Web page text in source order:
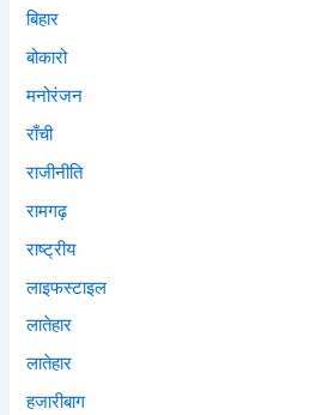
बिहार
बोकारो
मनोरंजन
राँची
राजीनीति
रामगढ़
राष्ट्रीय
लाइफस्टाइल
लातेहार
लातेहार
हजारीबाग